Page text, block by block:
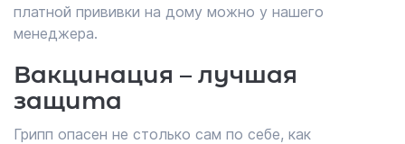
платной прививки на дому можно у нашего
менеджера.
Вакцинация – лучшая
защита
Грипп опасен не столько сам по себе, как